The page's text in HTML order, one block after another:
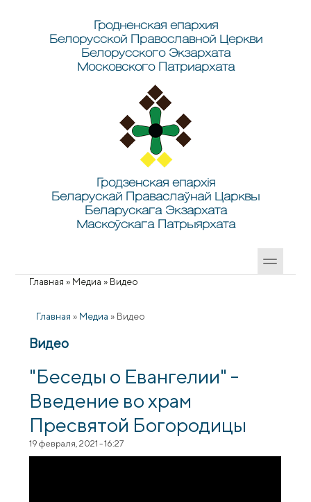
Гродненская епархия
Белорусской Православной Церкви
Белорусского Экзархата
Московского Патриархата
Гродзенская епархія
Беларускай Праваслаўнай Царквы
Беларускага Экзархата
Маскоўскага Патрыярхата
Главная » Медиа » Видео
Главная » Медиа » Видео
Видео
"Беседы о Евангелии" -
Введение во храм
Пресвятой Богородицы
19 февраля, 2021 - 16:27